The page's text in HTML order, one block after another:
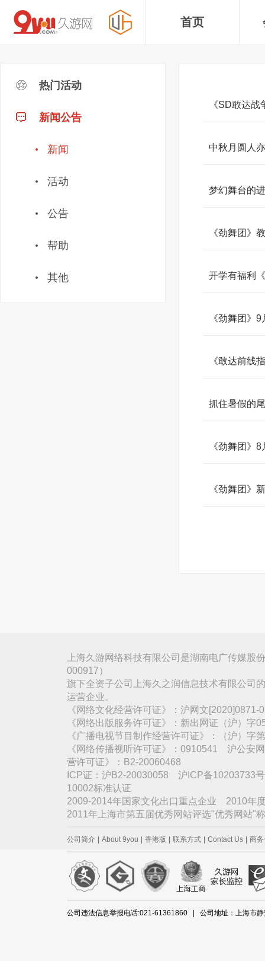
首页
热门活动
新闻公告
新闻
活动
公告
帮助
其他
《SD敢达
中秋月圆人
梦幻舞台的
《劲舞团》
开学有福利
《劲舞团》
《敢达前线
抓住暑假的
《劲舞团》
《劲舞团》
上海久游网络科技有限公司是湖南电广传媒股
000917）
旗下全资子公司上海久之润信息技术有限公司
运营企业。
《网络文化经营许可证》：沪网文
《网络出版服务许可证》：新出网证（沪）字
《广播电视节目制作经营许可证》：（沪）字
《网络传播视听许可证》：0910541 沪公安
营许可证》：B2-20060468
ICP证：沪B2-20030058 沪ICP备10203733
10002标准认证
2009-2014年国家文化出口重点企业 2010年
2011年上海市第五届优秀网站评选"优秀网站
公司简介 About 9you 香港版 联系方式 Contact Us 商
公司违法信息举报电话:021-61361860 | 公司地址：上海市